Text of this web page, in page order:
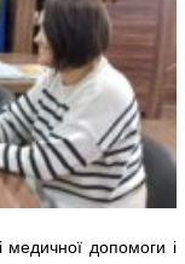
медичної допомоги і